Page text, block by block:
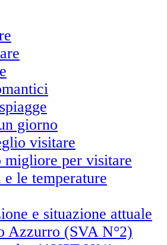
giorno
visitare
migliore per visitare
le temperature
e situazione attuale
Azzurro (SVA N°2)